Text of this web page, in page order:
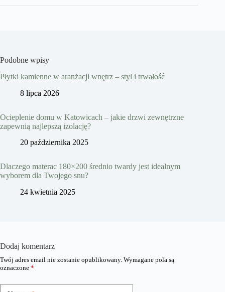
Podobne wpisy
Płytki kamienne w aranżacji wnętrz – styl i trwałość
8 lipca 2026
Ocieplenie domu w Katowicach – jakie drzwi zewnętrzne
zapewnią najlepszą izolację?
20 października 2025
Dlaczego materac 180×200 średnio twardy jest idealnym
wyborem dla Twojego snu?
24 kwietnia 2025
Dodaj komentarz
Twój adres email nie zostanie opublikowany. Wymagane pola są
oznaczone *